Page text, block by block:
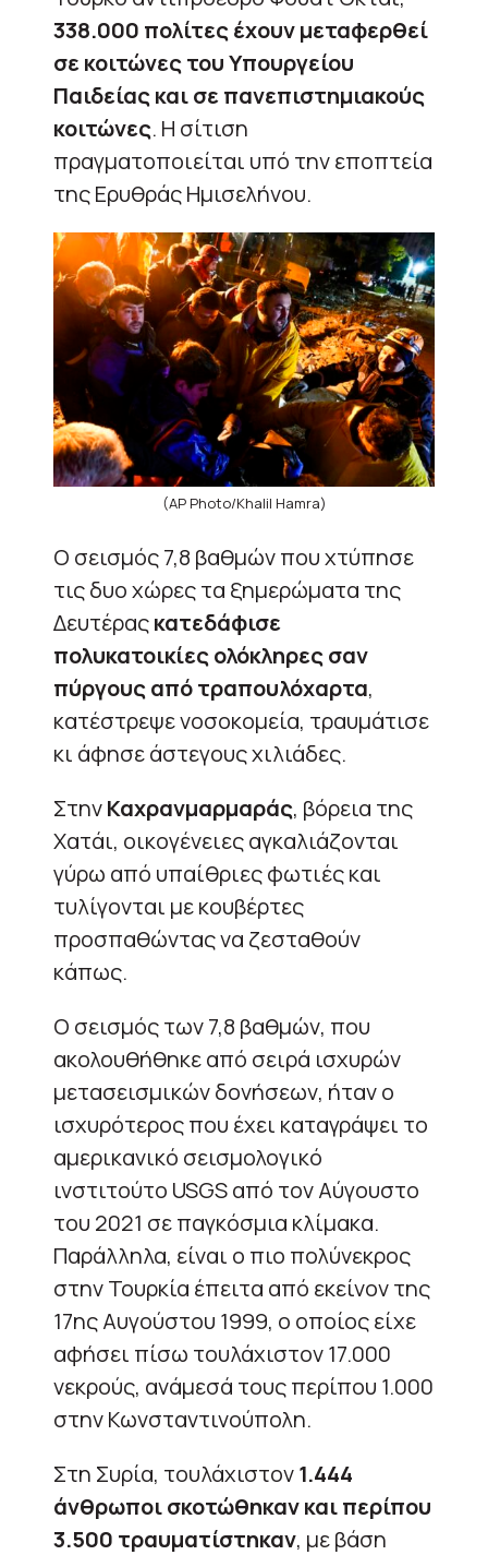
338.000 πολίτες έχουν μεταφερθεί
σε κοιτώνες του Υπουργείου
Παιδείας και σε πανεπιστημιακούς
κοιτώνες. Η σίτιση
πραγματοποιείται υπό την εποπτεία
της Ερυθράς Ημισελήνου.
(AP Photo/Khalil Hamra)
Ο σεισμός 7,8 βαθμών που χτύπησε
τις δυο χώρες τα ξημερώματα της
Δευτέραςκατεδάφισε
πολυκατοικίες ολόκληρες σαν
πύργους από τραπουλόχαρτα,
κατέστρεψε νοσοκομεία, τραυμάτισε
κι άφησε άστεγους χιλιάδες.
ΣτηνΚαχρανμαρμαράς, βόρεια της
Χατάι, οικογένειες αγκαλιάζονται
γύρω από υπαίθριες φωτιές και
τυλίγονται με κουβέρτες
προσπαθώντας να ζεσταθούν
κάπως.
Ο σεισμός των 7,8 βαθμών, που
ακολουθήθηκε από σειρά ισχυρών
μετασεισμικών δονήσεων, ήταν ο
ισχυρότερος που έχει καταγράψει το
αμερικανικό σεισμολογικό
ινστιτούτο USGS από τον Αύγουστο
του 2021 σε παγκόσμια κλίμακα.
Παράλληλα, είναι ο πιο πολύνεκρος
στην Τουρκία έπειτα από εκείνον της
17ης Αυγούστου 1999, ο οποίος είχε
αφήσει πίσω τουλάχιστον 17.000
νεκρούς, ανάμεσά τους περίπου 1.000
στην Κωνσταντινούπολη.
Στη Συρία, τουλάχιστον1.444
άνθρωποι σκοτώθηκαν και περίπου
3.500 τραυματίστηκαν, με βάση